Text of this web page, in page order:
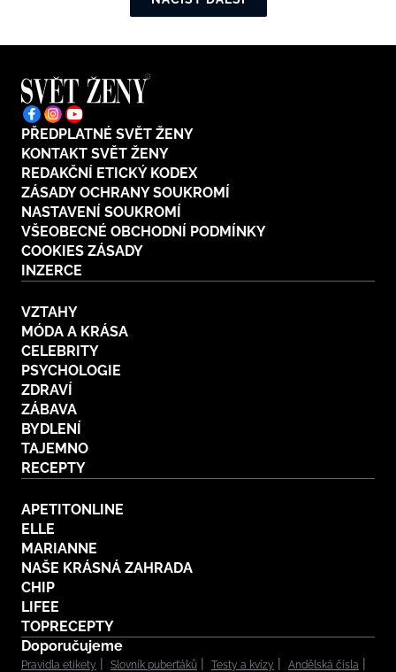
PŘEDPLATNÉ SVĚT ŽENY
KONTAKT SVĚT ŽENY
REDAKČNÍ ETICKÝ KODEX
ZÁSADY OCHRANY SOUKROMÍ
NASTAVENÍ SOUKROMÍ
VŠEOBECNÉ OBCHODNÍ PODMÍNKY
COOKIES ZÁSADY
INZERCE
VZTAHY
MÓDA A KRÁSA
CELEBRITY
PSYCHOLOGIE
ZDRAVÍ
ZÁBAVA
BYDLENÍ
TAJEMNO
RECEPTY
APETITONLINE
ELLE
MARIANNE
NAŠE KRÁSNÁ ZAHRADA
CHIP
LIFEE
TOPRECEPTY
Doporučujeme
Pravidla etikety Slovník puberťáků Testy a kvízy
Andělská čísla